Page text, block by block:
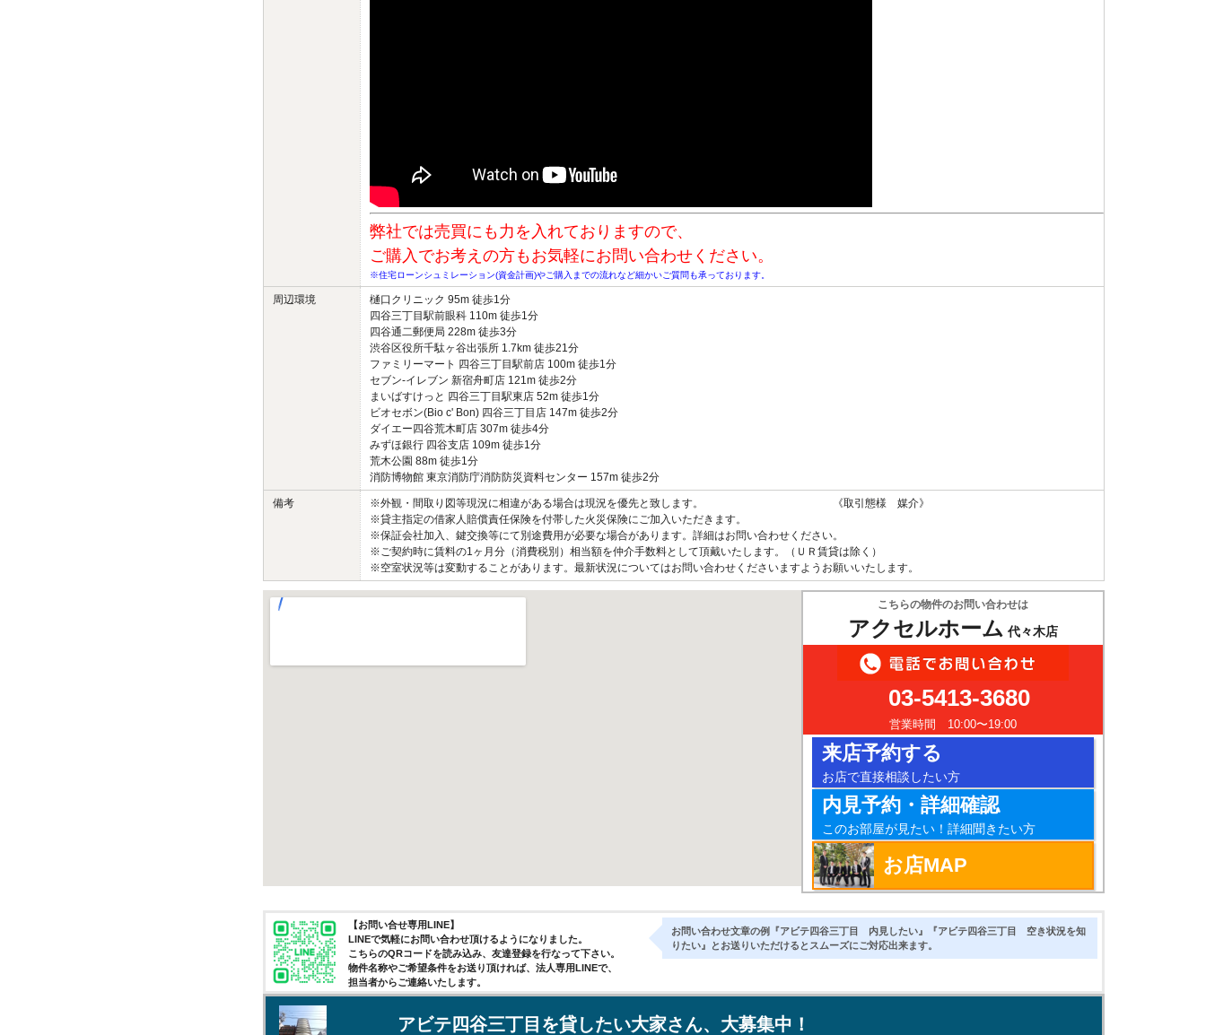
弊社では売買にも力を入れておりますので、
ご購入でお考えの方もお気軽にお問い合わせください。
※住宅ローンシュミレーション(資金計画)やご購入までの流れなど細かいご質問も承っております。
周辺環境
樋口クリニック 95m 徒歩1分
四谷三丁目駅前眼科 110m 徒歩1分
四谷通二郵便局 228m 徒歩3分
渋谷区役所千駄ヶ谷出張所 1.7km 徒歩21分
ファミリーマート 四谷三丁目駅前店 100m 徒歩1分
セブン-イレブン 新宿舟町店 121m 徒歩2分
まいばすけっと 四谷三丁目駅東店 52m 徒歩1分
ビオセボン(Bio c' Bon) 四谷三丁目店 147m 徒歩2分
ダイエー四谷荒木町店 307m 徒歩4分
みずほ銀行 四谷支店 109m 徒歩1分
荒木公園 88m 徒歩1分
消防博物館 東京消防庁消防防災資料センター 157m 徒歩2分
備考
※外観・間取り図等現況に相違がある場合は現況を優先と致します。 《取引態様 媒介》
※貸主指定の借家人賠償責任保険を付帯した火災保険にご加入いただきます。
※保証会社加入、鍵交換等にて別途費用が必要な場合があります。詳細はお問い合わせください。
※ご契約時に賃料の1ヶ月分（消費税別）相当額を仲介手数料として頂戴いたします。（ＵＲ賃貸は除く）
※空室状況等は変動することがあります。最新状況についてはお問い合わせくださいますようお願いいたします。
こちらの物件のお問い合わせは
アクセルホーム 代々木店
03-5413-3680
営業時間 10:00〜19:00
来店予約する
お店で直接相談したい方
内見予約・詳細確認
このお部屋が見たい！詳細聞きたい方
お店MAP
【お問い合せ専用LINE】
LINEで気軽にお問い合わせ頂けるようになりました。
こちらのQRコードを読み込み、友達登録を行なって下さい。
物件名称やご希望条件をお送り頂ければ、法人専用LINEで、
担当者からご連絡いたします。
お問い合わせ文章の例『アビテ四谷三丁目 内見したい』『アビテ四谷三丁目 空き状況を知
りたい』とお送りいただけるとスムーズにご対応出来ます。
アビテ四谷三丁目を貸したい大家さん、大募集中！